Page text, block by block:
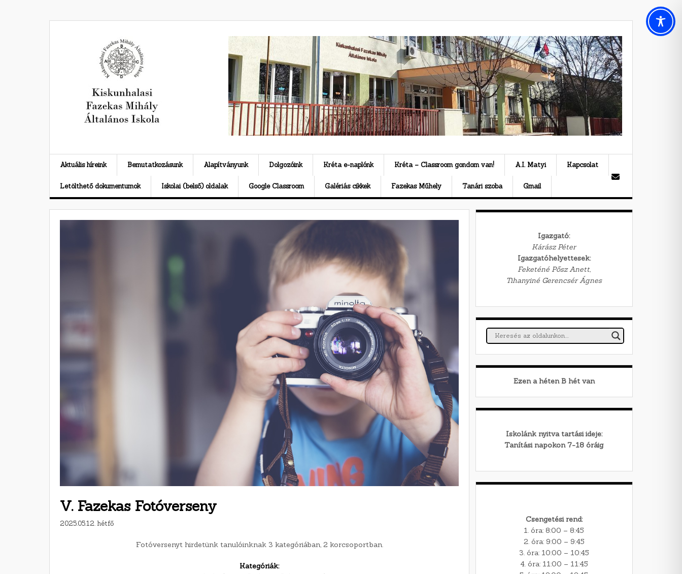
Aktuális híreink Bemutatkozásunk Alapítványunk Dolgozóink Kréta e-naplónk Kréta – Classroom gondom van! A.I. Matyi Kapcsolat
Letölthető dokumentumok Iskolai (belső) oldalak Google Classroom Galériás cikkek Fazekas Műhely Tanári szoba Gmail
V. Fazekas Fotóverseny
2025.05.12. hétfő
Fotóversenyt hirdetünk tanulóinknak 3 kategóriában, 2 korcsoportban.
Kategóriák:
Igazgató:
Kárász Péter
Igazgatóhelyettesek:
Feketéné Pősz Anett,
Tihanyiné Gerencsér Ágnes
Ezen a héten Bhét van
Iskolánk nyitva tartási ideje:
Tanítási napokon 7-18 óráig
Csengetési rend:
1. óra: 8:00 – 8:45
2. óra: 9:00 – 9:45
3. óra: 10:00 – 10:45
4. óra: 11:00 – 11:45